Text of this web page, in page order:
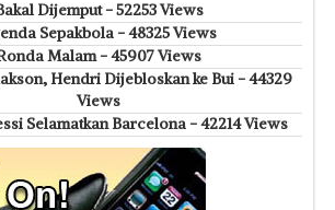
Dijemput - 52253 Views
Sepakbola - 48325 Views
Malam - 45907 Views
Hendri Dijebloskan ke Bui - 44329
Views
Selamatkan Barcelona - 42214 Views